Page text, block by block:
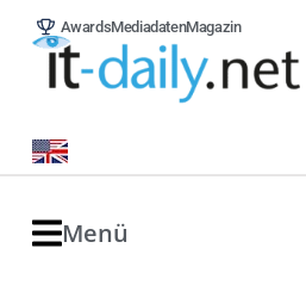
AwardsMediadatenMagazin
Menü